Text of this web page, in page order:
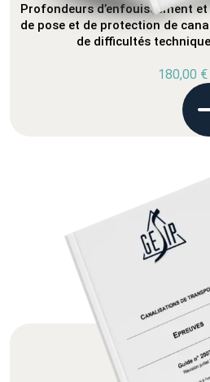
Profondeurs d’enfouissement
de pose et de protection de
de difficultés
180,00 €